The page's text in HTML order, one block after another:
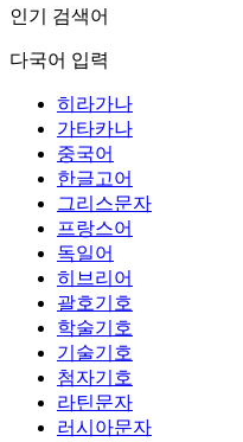
인기 검색어
다국어 입력
히라가나
가타카나
중국어
한글고어
그리스문자
프랑스어
독일어
히브리어
괄호기호
학술기호
기술기호
첨자기호
라틴문자
러시아문자